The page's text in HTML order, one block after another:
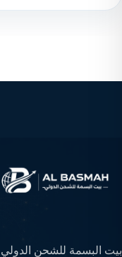
بيت البسمة للشحن